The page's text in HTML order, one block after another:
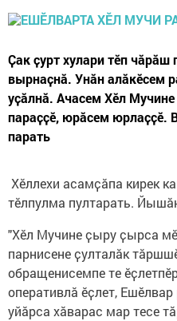
Ҫак ҫурт хулари тӗп чӑрӑш
вырнаҫнӑ. Унӑн алӑкӗсем
уҫӑлнӑ. Ачасем Хӗл
параҫҫӗ, юрӑсем юрлаҫҫӗ.
парать
Хӗллехи асамҫӑпа кирек
тӗлпулма пултарать.
"Хӗл Мучине ҫыру ҫырса
парнисене ҫулталӑк
обращенисемпе те
оперативлӑ ӗҫлет,
уйӑрса хӑварас мар тесе